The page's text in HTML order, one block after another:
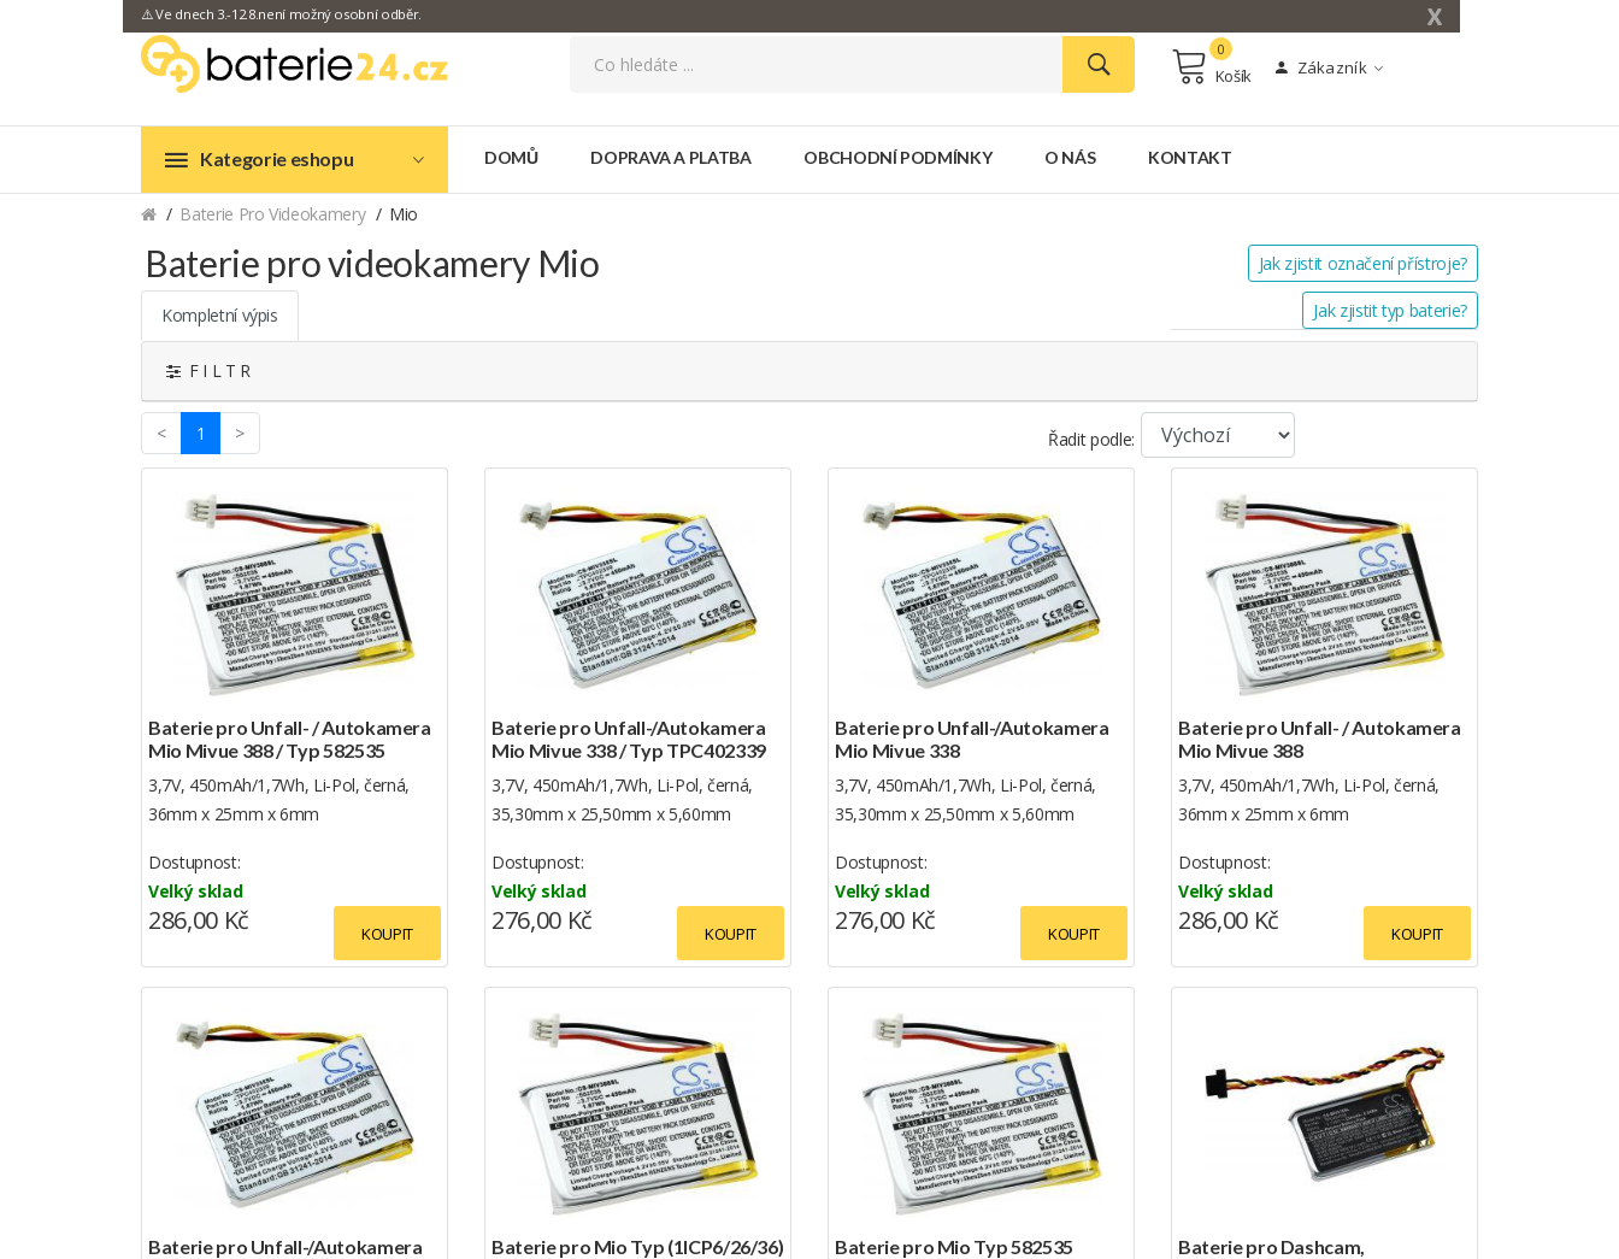
X
⚠️ Ve dnech 3.-12.8.není možný osobní odběr.
Košík
0
Zákazník
Kategorie eshopu DOMŮ DOPRAVA A PLATBA OBCHODNÍ PODMÍNKY O NÁS KONTAKT
Baterie Pro Videokamery Mio
Baterie pro videokamery Mio
Kompletní výpis
Jak zjistit označení přístroje?
Jak zjistit typ baterie?
F I L T R
< 1 (current)
> Řadit podle:
Baterie pro Unfall- / Autokamera
Mio Mivue 388 / Typ 582535
3,7V, 450mAh/1,7Wh, Li-Pol, černá,
36mm x 25mm x 6mm
Dostupnost:
Velký sklad
KOUPIT
286,00 Kč
Baterie pro Unfall-/Autokamera
Mio Mivue 338 / Typ TPC402339
3,7V, 450mAh/1,7Wh, Li-Pol, černá,
35,30mm x 25,50mm x 5,60mm
Dostupnost:
Velký sklad
KOUPIT
276,00 Kč
Baterie pro Unfall-/Autokamera
Mio Mivue 338
3,7V, 450mAh/1,7Wh, Li-Pol, černá,
35,30mm x 25,50mm x 5,60mm
Dostupnost:
Velký sklad
KOUPIT
276,00 Kč
Baterie pro Unfall- / Autokamera
Mio Mivue 388
3,7V, 450mAh/1,7Wh, Li-Pol, černá,
36mm x 25mm x 6mm
Dostupnost:
Velký sklad
KOUPIT
286,00 Kč
Baterie pro Unfall-/Autokamera
Baterie pro Mio Typ (1ICP6/26/36)
Baterie pro Mio Typ 582535
Baterie pro Dashcam,